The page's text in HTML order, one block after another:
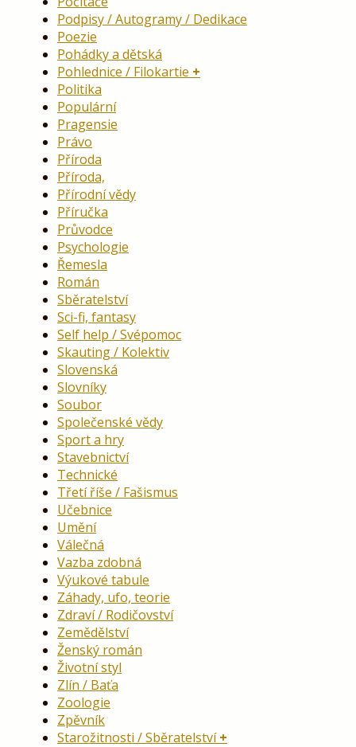
Podpisy / Autogramy / Dedikace
Poezie
Pohádky a dětská
Pohlednice / Filokartie
Politika
Populární
Pragensie
Právo
Příroda
Příroda,
Přírodní vědy
Příručka
Průvodce
Psychologie
Řemesla
Román
Sběratelství
Sci-fi, fantasy
Self help / Svépomoc
Skauting / Kolektiv
Slovenská
Slovníky
Soubor
Společenské vědy
Sport a hry
Stavebnictví
Technické
Třetí říše / Fašismus
Učebnice
Umění
Válečná
Vazba zdobná
Výukové tabule
Záhady, ufo, teorie
Zdraví / Rodičovství
Zemědělství
Ženský román
Životní styl
Zlín / Baťa
Zoologie
Zpěvník
Starožitnosti / Sběratelství